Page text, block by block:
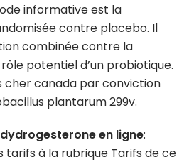
informative est la
contre placebo. Il
combinée contre la
potentiel d’un probiotique.
cher canada par conviction
plantarum 299v.
en ligne:
tarifs à la rubrique Tarifs de ce